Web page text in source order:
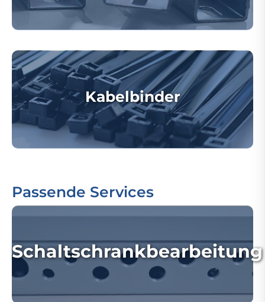
Kabelbinder
Passende Services
Schaltschrankbearbeitung